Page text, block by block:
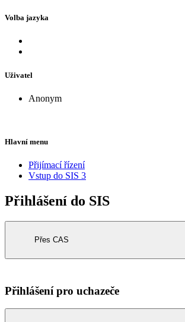
Volba jazyka
Uživatel
Anonym
Hlavní menu
Přijímací řízení
Vstup do SIS 3
Přihlášení do SIS
Přes CAS
Přihlášení pro uchazeče